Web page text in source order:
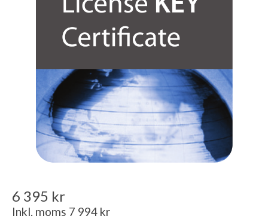
6 395 kr
Inkl. moms 7 994 kr